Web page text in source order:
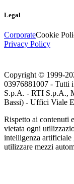
Legal
CorporateCookie
Privacy Policy
Copyright © 1999-
03976881007 - Tutti
S.p.A. - RTI S.p.A.,
Bassi) - Uffici Viale
Rispetto ai contenuti
vietata ogni
intelligenza artificiale
utilizzare mezzi